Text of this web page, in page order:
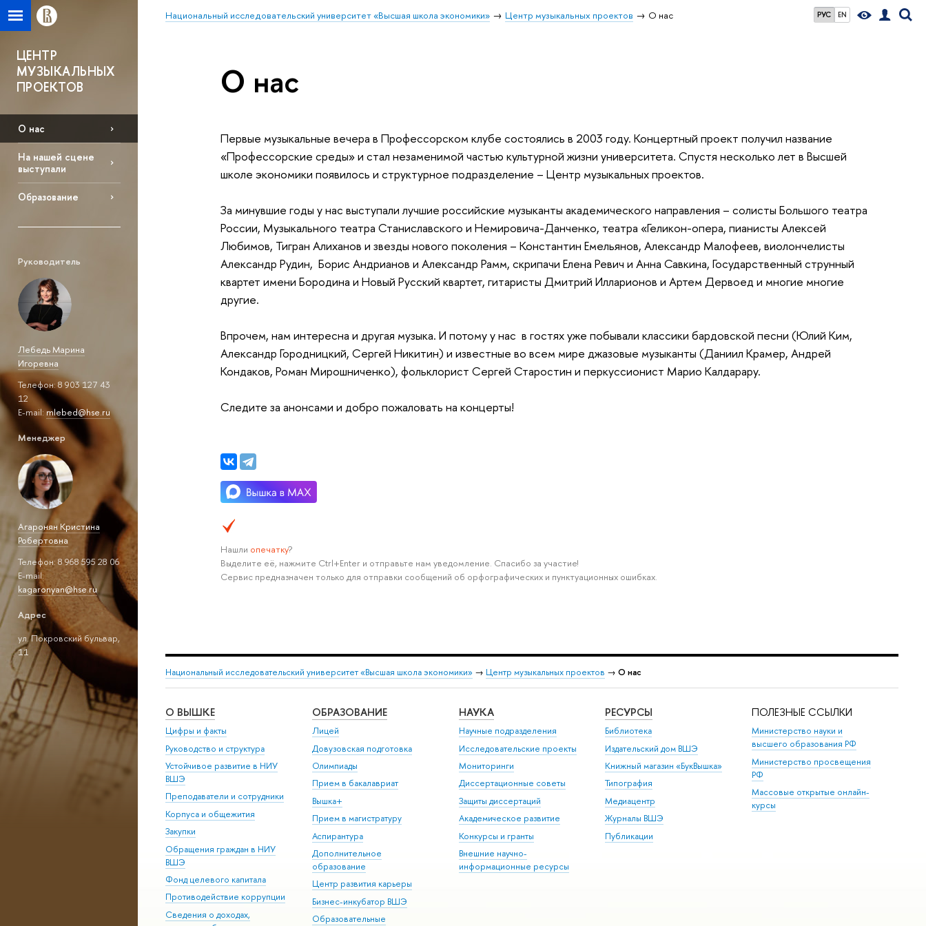
РУС EN
Национальный исследовательский университет «Высшая школа экономики» Центр музыкальных проектов О нас
ЦЕНТР
МУЗЫКАЛЬНЫХ
ПРОЕКТОВ
О нас
На нашей сцене
выступали
Образование
Руководитель
Лебедь Марина
Игоревна
Телефон: 8 903 127 43
12
Е-mail:mlebed@hse.ru
Менеджер
Агаронян Кристина
Робертовна
Телефон: 8 968 595 28 06
Е-mail:
kagaronyan@hse.ru
Адрес
ул. Покровский бульвар,
11
О нас
Первые музыкальные вечера в Профессорском клубе состоялись в 2003 году. Концертный проект получил название
«Профессорские среды» и стал незаменимой частью культурной жизни университета. Спустя несколько лет в Высшей
школе экономики появилось и структурное подразделение – Центр музыкальных проектов.
За минувшие годы у нас выступали лучшие российские музыканты академического направления – солисты Большого театра
России, Музыкального театра Станиславского и Немировича-Данченко, театра «Геликон-опера, пианисты Алексей
Любимов, Тигран Алиханов и звезды нового поколения – Константин Емельянов, Александр Малофеев, виолончелисты
Александр Рудин, Борис Андрианов и Александр Рамм, скрипачи Елена Ревич и Анна Савкина, Государственный струнный
квартет имени Бородина и Новый Русский квартет, гитаристы Дмитрий Илларионов и Артем Дервоед и многие многие
другие.
Впрочем, нам интересна и другая музыка. И потому у нас в гостях уже побывали классики бардовской песни (Юлий Ким,
Александр Городницкий, Сергей Никитин) и известные во всем мире джазовые музыканты (Даниил Крамер, Андрей
Кондаков, Роман Мирошниченко), фольклорист Сергей Старостин и перкуссионист Марио Калдарару.
Следите за анонсами и добро пожаловать на концерты!
Нашли опечатку?
Выделите её, нажмите Ctrl+Enter и отправьте нам уведомление. Спасибо за участие!
Сервис предназначен только для отправки сообщений об орфографических и пунктуационных ошибках.
Национальный исследовательский университет «Высшая школа экономики» → Центр музыкальных проектов → О нас
О ВЫШКЕ
Цифры и факты
Руководство и структура
Устойчивое развитие в НИУ
ВШЭ
Преподаватели и сотрудники
Корпуса и общежития
Закупки
Обращения граждан в НИУ
ВШЭ
Фонд целевого капитала
Противодействие коррупции
Сведения о доходах,
ОБРАЗОВАНИЕ
Лицей
Довузовская подготовка
Олимпиады
Прием в бакалавриат
Вышка+
Прием в магистратуру
Аспирантура
Дополнительное
образование
Центр развития карьеры
Бизнес-инкубатор ВШЭ
Образовательные
НАУКА
Научные подразделения
Исследовательские проекты
Мониторинги
Диссертационные советы
Защиты диссертаций
Академическое развитие
Конкурсы и гранты
Внешние научно-
информационные ресурсы
РЕСУРСЫ
Библиотека
Издательский дом ВШЭ
Книжный магазин «БукВышка»
Типография
Медиацентр
Журналы ВШЭ
Публикации
ПОЛЕЗНЫЕ ССЫЛКИ
Министерство науки и
высшего образования РФ
Министерство просвещения
РФ
Массовые открытые онлайн-
курсы